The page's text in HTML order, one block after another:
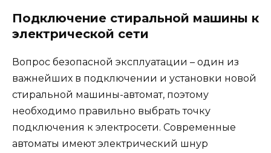
Подключение стиральной машины к
электрической сети
Вопрос безопасной эксплуатации – один из
важнейших в подключении и установки новой
стиральной машины-автомат, поэтому
необходимо правильно выбрать точку
подключения к электросети. Современные
автоматы имеют электрический шнур